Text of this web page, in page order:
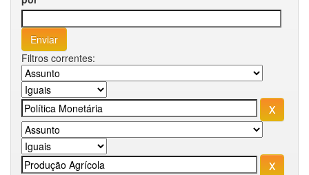
Filtros correntes: